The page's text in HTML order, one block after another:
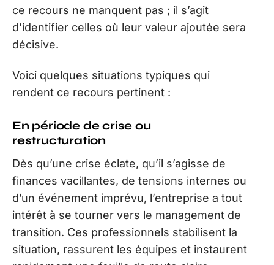
ce recours ne manquent pas ; il s’agit
d’identifier celles où leur valeur ajoutée sera
décisive.
Voici quelques situations typiques qui
rendent ce recours pertinent :
En période de crise ou
restructuration
Dès qu’une crise éclate, qu’il s’agisse de
finances vacillantes, de tensions internes ou
d’un événement imprévu, l’entreprise a tout
intérêt à se tourner vers le management de
transition. Ces professionnels stabilisent la
situation, rassurent les équipes et instaurent